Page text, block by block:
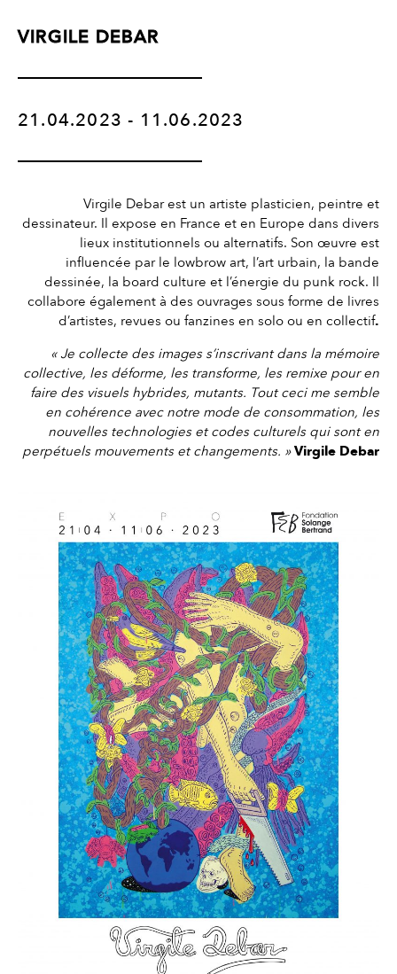
VIRGILE DEBAR
21.04.2023 - 11.06.2023
Virgile Debar est un artiste plasticien, peintre et
dessinateur. Il expose en France et en Europe dans divers
lieux institutionnels ou alternatifs. Son œuvre est
influencée par le lowbrow art, l’art urbain, la bande
dessinée, la board culture et l’énergie du punk rock. Il
collabore également à des ouvrages sous forme de livres
d’artistes, revues ou fanzines en solo ou en collectif.
« Je collecte des images s’inscrivant dans la mémoire
collective, les déforme, les transforme, les remixe pour en
faire des visuels hybrides, mutants. Tout ceci me semble
en cohérence avec notre mode de consommation, les
nouvelles technologies et codes culturels qui sont en
perpétuels mouvements et changements. »Virgile Debar